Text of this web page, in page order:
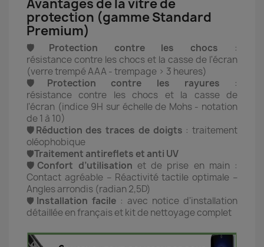
Avantages de la vitre de
protection (gamme Standard
Premium)
🛡️Protection contre les chocs :
résistance contre les chocs et la casse de l'écran
(verre trempé AAA - trempage > 3 heures)
🛡️Protection contre les rayures :
résistance contre les chocs et la casse de
l'écran (indice 9H sur échelle de Mohs - notation
de 1 à 10)
🛡️Réduction des traces de doigts : traitement
oléophobique
🛡️Traitement antireflets et anti UV
🛡️Confort d’utilisation et de prise en main :
Contact agréable – Réactivité tactile optimale –
Angles arrondis (radian 2,5D)
🛡️ Installation facile : avec notice d'installation
détaillée en français et kit de nettoyage complet